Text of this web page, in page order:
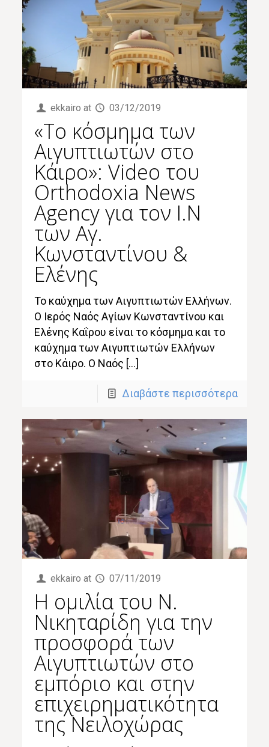
ekkairo at 03/12/2019
«Το κόσμημα των
Αιγυπτιωτών στο
Κάιρο»: Video του
Orthodoxia News
Agency για τον Ι.Ν
των Αγ.
Κωνσταντίνου &
Ελένης
Το καύχημα των Αιγυπτιωτών Ελλήνων.
Ο Ιερός Ναός Αγίων Κωνσταντίνου και
Ελένης Καΐρου είναι το κόσμημα και το
καύχημα των Αιγυπτιωτών Ελλήνων
στο Κάιρο. Ο Ναός […]
Διαβάστε περισσότερα
ekkairo at 07/11/2019
Η ομιλία του Ν.
Νικηταρίδη για την
προσφορά των
Αιγυπτιωτών στο
εμπόριο και στην
επιχειρηματικότητα
της Νειλοχώρας